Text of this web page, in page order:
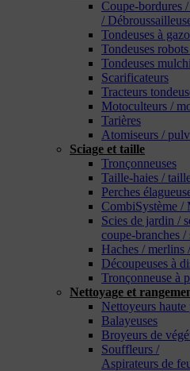
Coupe-bordures
/
Tondeuses à
Tondeuses
Tondeuses
Scarificateurs
Tracteurs
Motoculteurs /
Tarières
Atomiseurs /
Sciage et taille
Tronçonneuses
Taille-haies /
Perches
CombiSystème /
Scies de jardin /
coupe-branches /
Haches / merlins
Découpeuses à
Tronçonneuse à
Nettoyage et
Nettoyeurs haute
Balayeuses
Broyeurs de
Souffleurs /
Aspirateurs de